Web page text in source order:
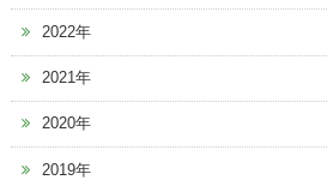
2022年
2021年
2020年
2019年